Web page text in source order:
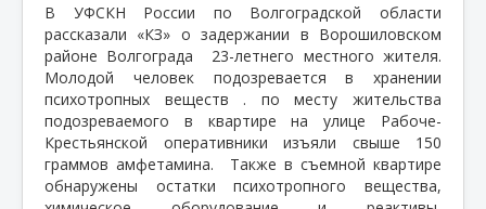
В УФСКН России по Волгоградской области
рассказали «КЗ» о задержании в Ворошиловском
районе Волгограда
23-летнего местного жителя.
Молодой человек подозревается в хранении
психотропных веществ . по месту жительства
подозреваемого в квартире на улице Рабоче-
Крестьянской оперативники изъяли свыше 150
граммов амфетамина.
Также в съемной квартире
обнаружены остатки психотропного вещества,